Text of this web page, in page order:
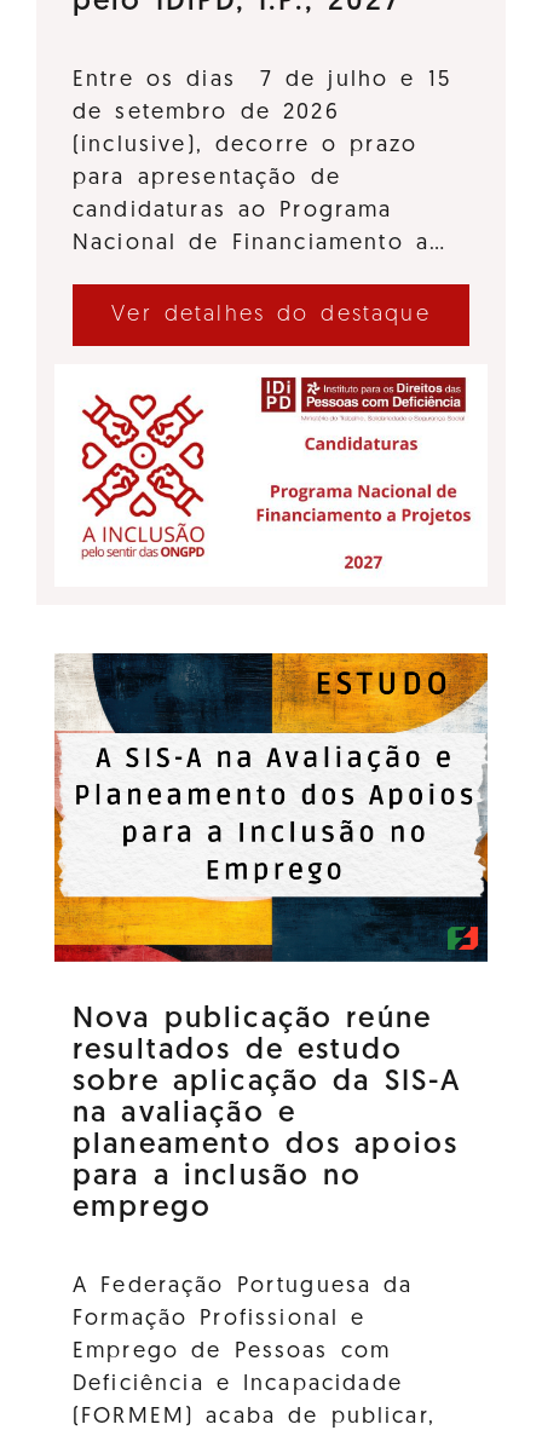
Entre os dias 7 de julho e 15
de setembro de 2026
(inclusive), decorre o prazo
para apresentação de
candidaturas ao Programa
Nacional de Financiamento a…
Ver detalhes do destaque
Nova publicação reúne
resultados de estudo
sobre aplicação da SIS-A
na avaliação e
planeamento dos apoios
para a inclusão no
emprego
A Federação Portuguesa da
Formação Profissional e
Emprego de Pessoas com
Deficiência e Incapacidade
(FORMEM) acaba de publicar,